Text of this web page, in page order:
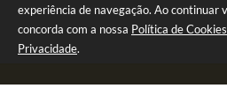
experiência de navegação. Ao continuar
concorda com a nossa Política de Cookies
Privacidade.